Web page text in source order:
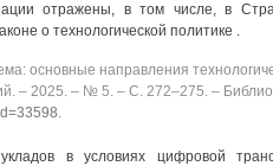
отражены, в том числе, в
о технологической политике .
основные направления
‒ 2025. ‒ № 5. ‒ C. 272‒275. ‒
.
в условиях цифровой